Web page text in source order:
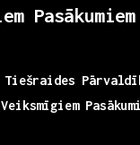
Pasākumiem
Veiksmīgiem